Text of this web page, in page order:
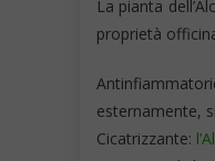
La pianta
proprietà
esternamente,
Cicatrizzante: